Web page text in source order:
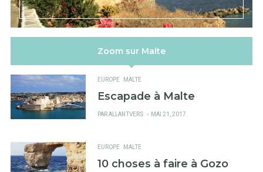
Zoom sur Malte
EUROPE MALTE
Escapade à Malte
PARALLANTVERS
PUBLIÉ
MAI 21, 2017
EUROPE MALTE
10 choses à faire à Gozo